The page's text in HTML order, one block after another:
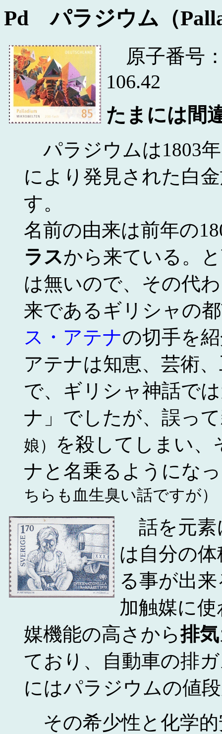
Pd パラジウム（
原子番号
106.42
たまには間
パラジウムは1803
により発見された白
す。
名前の由来は前年の
ラスから来ている。
は無いので、その代
来であるギリシャの
ス・アテナの切手を
アテナは知恵、芸術
で、ギリシャ神話で
ナ」でしたが、誤っ
娘）
を殺してしまい
ナと名乗るようにな
ちらも血生臭い話ですが）
話を元素
は自分の
る事が出
加触媒に
媒機能の高さから排
ており、自動車の排
にはパラジウムの値
その希少性と化学的